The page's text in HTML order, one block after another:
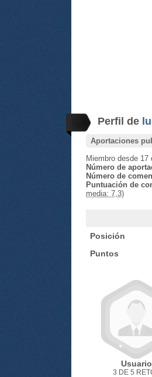
Perfil de
Aportaciones
Miembro desde 17
Número de
Número de
Puntuación de
media: 7,3)
Posición
Puntos
Usuario
3 DE 5